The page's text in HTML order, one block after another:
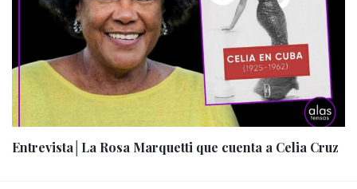
Entrevista│La Rosa Marquetti que cuenta a Celia Cruz